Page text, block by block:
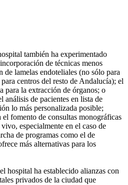
también ha experimentado
de técnicas menos
de lamelas endoteliales (no sólo para
centros del resto de Andalucía); el
para la extracción de órganos; o
análisis de pacientes en lista de
lo más personalizada posible;
el fomento de consultas monográficas
especialmente en el caso de
de programas como el de
más alternativas para los
hospital ha establecido alianzas con
privados de la ciudad que